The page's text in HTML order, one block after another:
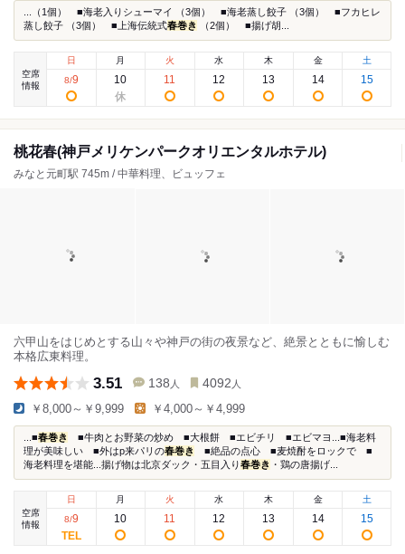
...（1個） ■海老入りシューマイ （3個） ■海老蒸し餃子 （3個） ■フカヒレ
蒸し餃子 （3個） ■上海伝統式春巻き （2個） ■揚げ胡...
空席
情報
日
8/9
月
10
火
11
水
12
木
13
金
14
土
15
桃花春(神戸メリケンパークオリエンタルホテル)
みなと元町駅 745m / 中華料理、ビュッフェ
六甲山をはじめとする山々や神戸の街の夜景など、絶景とともに愉しむ
本格広東料理。
3.51 138 人 4092 人
￥8,000～￥9,999 ￥4,000～￥4,999
...■春巻き
■牛肉とお野菜の炒め ■大根餅 ■エビチリ ■エビマヨ...■海老料
理が美味しい ■外はp来パリの春巻き
■絶品の点心 ■麦焼酎をロックで ■
海老料理を堪能...揚げ物は北京ダック・五目入り春巻き ・鶏の唐揚げ...
空席
情報
日
8/9
月
10
火
11
水
12
木
13
金
14
土
15